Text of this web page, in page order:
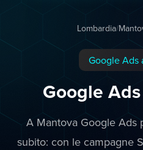
Lombardia/
Google Ads
Google
A Mantova Google Ads
subito: con le campagne